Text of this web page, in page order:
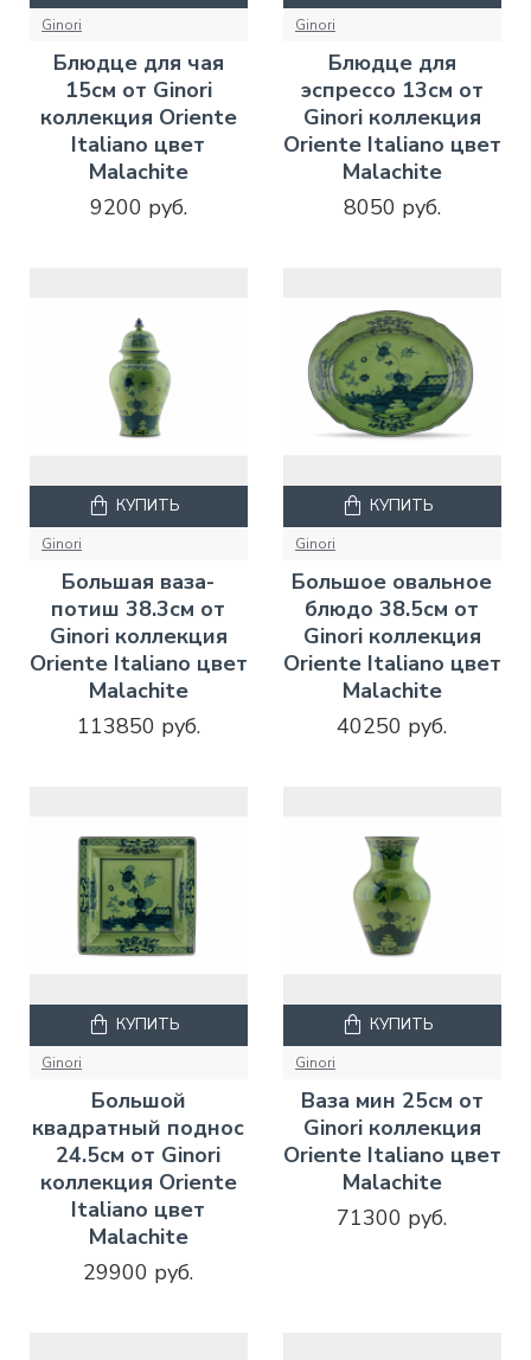
Ginori
Блюдце для чая
15см от Ginori
коллекция Oriente
Italiano цвет
Malachite
9200 руб.
Ginori
Блюдце для
эспрессо 13см от
Ginori коллекция
Oriente Italiano цвет
Malachite
8050 руб.
Ginori
Большая ваза-
потиш 38.3см от
Ginori коллекция
Oriente Italiano цвет
Malachite
113850 руб.
КУПИТЬ
Ginori
Большое овальное
блюдо 38.5см от
Ginori коллекция
Oriente Italiano цвет
Malachite
40250 руб.
КУПИТЬ
Ginori
Большой
квадратный поднос
24.5см от Ginori
коллекция Oriente
Italiano цвет
Malachite
29900 руб.
КУПИТЬ
Ginori
Ваза мин 25см от
Ginori коллекция
Oriente Italiano цвет
Malachite
71300 руб.
КУПИТЬ